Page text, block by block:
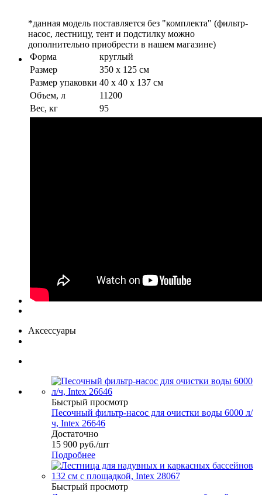
*данная модель поставляется без "комплекта" (фильтр-
насос, лестницу, тент и подстилку можно
дополнительно приобрести в нашем магазине)
Форма
круглый
Размер
350 х 125 см
Размер упаковки 40 х 40 х 137 см
Объем, л
11200
Вес, кг
95
Аксессуары
Быстрый просмотр
Песочный фильтр-насос для очистки воды 6000 л/
ч, Intex 26646
Достаточно
15 900 руб./шт
Подробнее
Быстрый просмотр